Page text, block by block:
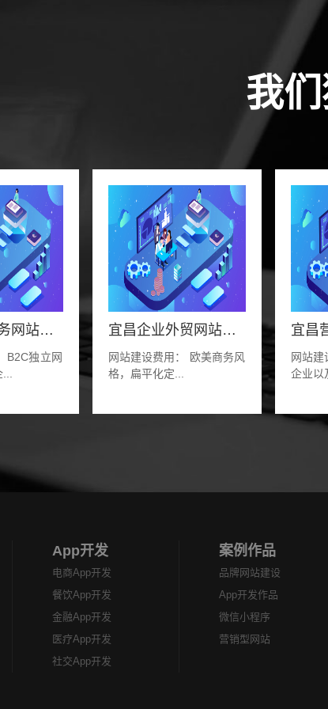
我
宜昌电子商务网站定制方案
B2C独立网
宜昌企业外贸网站定制方案
网站建设费用： 欧美商务风
格，扁平化定...
网站建
企业以
App开发
电商App开发
餐饮App开发
金融App开发
医疗App开发
社交App开发
案例作品
品牌网站建设
App开发作品
微信小程序
营销型网站